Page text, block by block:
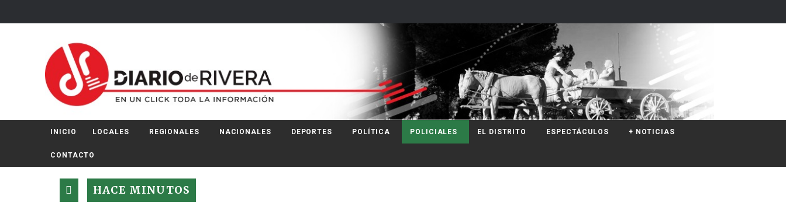
INICIO LOCALES REGIONALES NACIONALES DEPORTES POLÍTICA POLICIALES EL DISTRITO ESPECTÁCULOS + NOTICIAS
CONTACTO
HACE MINUTOS